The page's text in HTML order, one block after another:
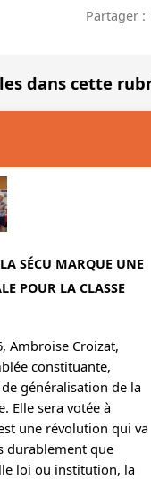
Partager :
dans cette
SÉCU MARQUE UNE
POUR LA CLASSE
Ambroise Croizat,
constituante,
généralisation de la
Elle sera votée à
une révolution qui va
durablement que
loi ou institution, la